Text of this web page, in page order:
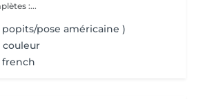
:...
pose américaine )
couleur
french